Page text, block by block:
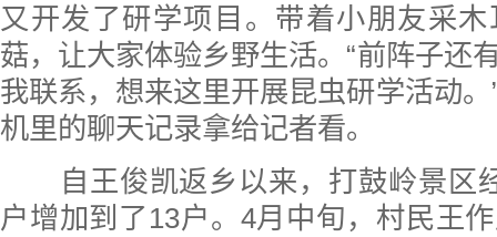
又开发了研学项目。带着小朋友采
菇，让大家体验乡野生活。“前阵子还
我联系，想来这里开展昆虫研学活动
机里的聊天记录拿给记者看。
自王俊凯返乡以来，打鼓岭景区
户增加到了13户。4月中旬，村民王